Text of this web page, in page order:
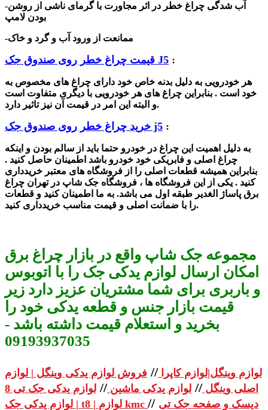
-آب شدگی چراغ خطر در اثر مجاورت با گرمای ناشی از روشن
بودن لامپ
-م
قیمت چراغ خطر روی صندوق جک J5 :
هر خودرویی به دلیل بدنه خاص خود دارای چراغ های مخصوص به
خود است . بنابراین چراغ های هر خودرویی با دیگری متفاوت است
و البته این امر در قیمت آن نیز تاثیر دارد.
خرید چراغ خطر روی صندوق جک j5 :
به دلیل اهمیت این چراغ در خودرو حتما باید از سالم بودن و اینکه
چراغ اصلی و فابریکی خود خودرو باشد اطمینان حاصل کنید .
بنابراین همیشه قطعات اصلی را از فروشگاه های معتبر خریدداری
کنید . یکی از این فروشگاه ها ، فروشگاه جک شاپ در تهران چراغ
برق پاساژ الغدیر طبقه اول می باشد. به ما اطمینان کنید و قطعات
را با ضمانت اصلی و قیمت مناسب خریدداری کنید.
مجموعه جک شاپ واقع در بازار چراغ برق
امکان ارسال لوازم یدکی جک را با اتوبوس
و باربری برای شما مشتریان عزیز دارد زیر
قیمت بازار جنس و قطعه یدکی خود را
بخرید و استعلام قیمت داشته باشد -
09193937035
لوازم وینگل|لوازم کاپرا // فروش لوازم یدکی وینگل | لوازم
اصلی وینگل // لوازم یدکی ماشین //
لوازم یدکی جک تی 8
| لوازم یدکی جک t8 | لوازم kmc // دیسک و صفحه جک تی